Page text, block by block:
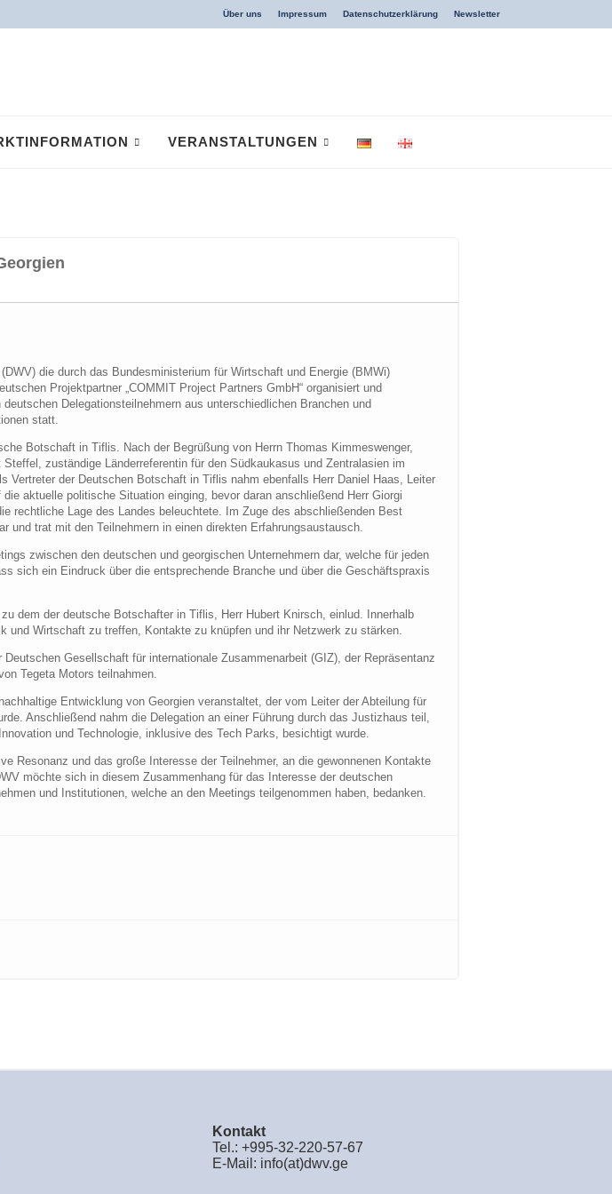
Über uns Impressum Datenschutzerklärung Newsletter
VERANSTALTUNGEN
die durch das Bundesministerium für Wirtschaft und Energie (BMWi)
Projektpartner „COMMIT Project Partners GmbH“ organisiert und
Delegationsteilnehmern aus unterschiedlichen Branchen und
statt.
Botschaft in Tiflis. Nach der Begrüßung von Herrn Thomas Kimmeswenger,
zuständige Länderreferentin für den Südkaukasus und Zentralasien im
Vertreter der Deutschen Botschaft in Tiflis nahm ebenfalls Herr Daniel Haas, Leiter
aktuelle politische Situation einging, bevor daran anschließend Herr Giorgi
rechtliche Lage des Landes beleuchtete. Im Zuge des abschließenden Best
und trat mit den Teilnehmern in einen direkten Erfahrungsaustausch.
zwischen den deutschen und georgischen Unternehmern dar, welche für jeden
sich ein Eindruck über die entsprechende Branche und über die Geschäftspraxis
dem der deutsche Botschafter in Tiflis, Herr Hubert Knirsch, einlud. Innerhalb
und Wirtschaft zu treffen, Kontakte zu knüpfen und ihr Netzwerk zu stärken.
Gesellschaft für internationale Zusammenarbeit (GIZ), der Repräsentanz
Tegeta Motors teilnahmen.
Entwicklung von Georgien veranstaltet, der vom Leiter der Abteilung für
Anschließend nahm die Delegation an einer Führung durch das Justizhaus teil,
und Technologie, inklusive des Tech Parks, besichtigt wurde.
Resonanz und das große Interesse der Teilnehmer, an die gewonnenen Kontakte
möchte sich in diesem Zusammenhang für das Interesse der deutschen
und Institutionen, welche an den Meetings teilgenommen haben, bedanken.
Kontakt
Tel.: +995-32-220-57-67
E-Mail: info(at)dwv.ge